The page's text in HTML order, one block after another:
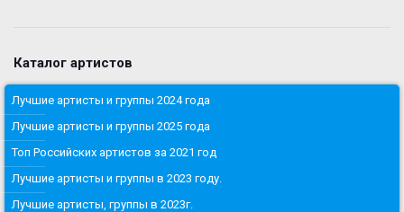
Каталог артистов
Лучшие артисты и группы 2024 года
Лучшие артисты и группы 2025 года
Топ Российских артистов за 2021 год
Лучшие артисты и группы в 2023 году.
Лучшие артисты, группы в 2023г.